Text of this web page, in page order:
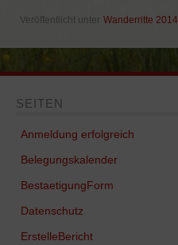
Veröffentlicht unter Wanderritte 2014
SEITEN
Anmeldung erfolgreich
Belegungskalender
BestaetigungForm
Datenschutz
ErstelleBericht